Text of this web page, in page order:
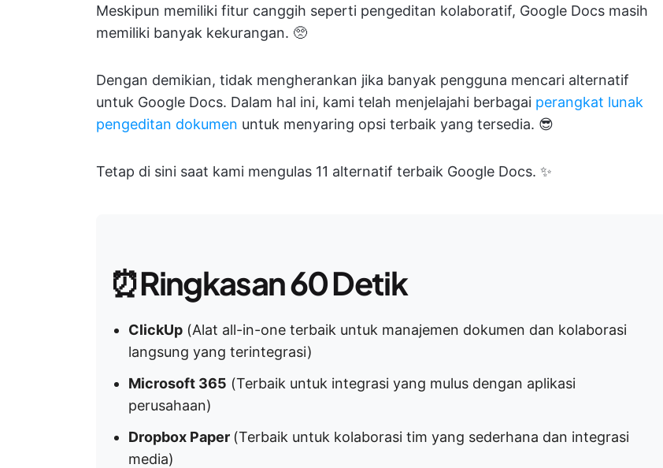
Meskipun memiliki fitur canggih seperti pengeditan kolaboratif, Google Docs masih
memiliki banyak kekurangan. 🥺
Dengan demikian, tidak mengherankan jika banyak pengguna mencari alternatif
untuk Google Docs. Dalam hal ini, kami telah menjelajahi berbagai perangkat lunak
pengeditan dokumen untuk menyaring opsi terbaik yang tersedia. 😎
Tetap di sini saat kami mengulas 11 alternatif terbaik Google Docs. ✨
⏰Ringkasan 60 Detik
ClickUp (Alat all-in-one terbaik untuk manajemen dokumen dan kolaborasi
langsung yang terintegrasi)
Microsoft 365 (Terbaik untuk integrasi yang mulus dengan aplikasi
perusahaan)
Dropbox Paper (Terbaik untuk kolaborasi tim yang sederhana dan integrasi
media)